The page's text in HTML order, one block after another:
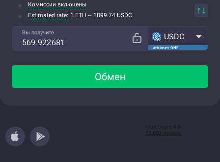
Комиссии включены
Estimated rate: 1 ETH ~ 1899.74 USDC
Вы получите
Arbitrum ONE
USDC
Обмен